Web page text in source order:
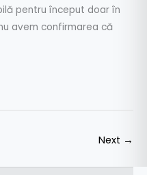
pentru început doar în
avem confirmarea că
Next →